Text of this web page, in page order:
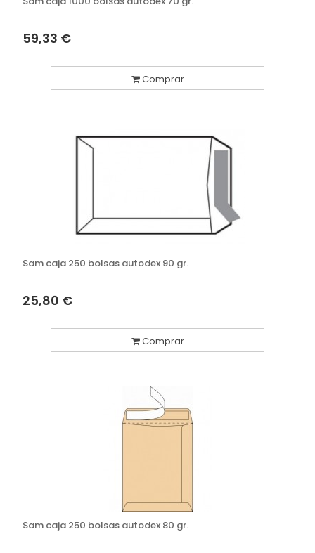
59,33 €
Comprar
Sam caja 250 bolsas autodex 90 gr.
25,80 €
Comprar
Sam caja 250 bolsas autodex 80 gr.